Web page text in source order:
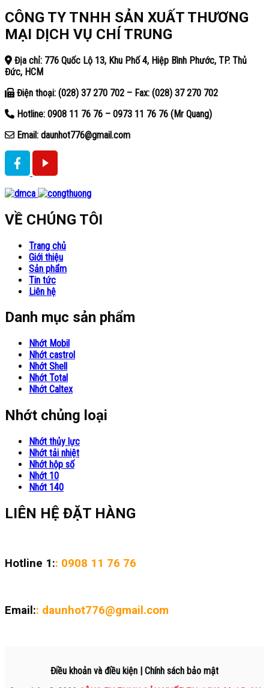
CÔNG TY TNHH SẢN XUẤT THƯƠNG
MẠI DỊCH VỤ CHÍ TRUNG
Địa chỉ: 776 Quốc Lộ 13, Khu Phố 4, Hiệp Bình Phước, TP. Thủ
Đức, HCM
Điện thoại: (028) 37 270 702 – Fax: (028) 37 270 702
Hotline: 0908 11 76 76 – 0973 11 76 76 (Mr Quang)
Email: daunhot776@gmail.com
VỀ CHÚNG TÔI
Trang chủ
Giới thiệu
Sản phẩm
Tin tức
Liên hệ
Danh mục sản phẩm
Nhớt Mobil
Nhớt castrol
Nhớt Shell
Nhớt Total
Nhớt Caltex
Nhớt chủng loại
Nhớt thủy lực
Nhớt tải nhiệt
Nhớt hộp số
Nhớt 10
Nhớt 140
LIÊN HỆ ĐẶT HÀNG
Hotline 1:: 0908 11 76 76
Email:: daunhot776@gmail.com
Điều khoản và điều kiện | Chính sách bảo mật